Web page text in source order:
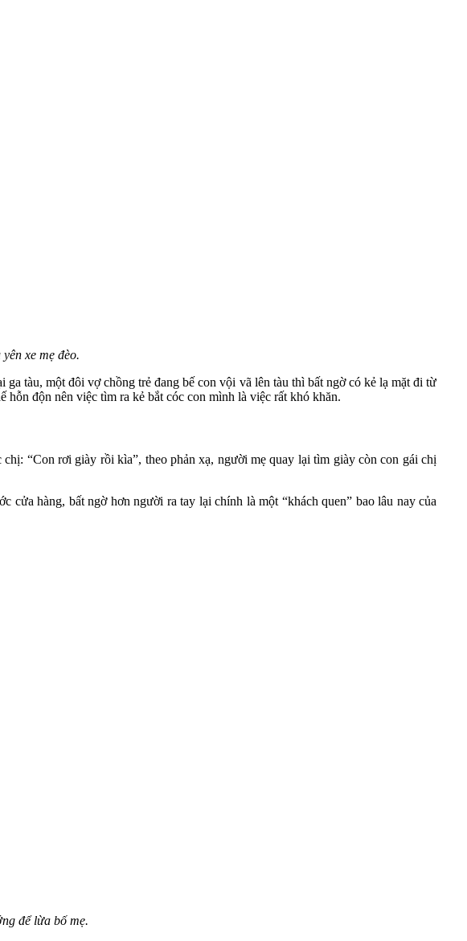
xe mẹ đèo.
tàu, một đôi vợ chồng trẻ đang bế con vội vã lên tàu thì bất ngờ có kẻ lạ mặt đi từ
độn nên việc tìm ra kẻ bắt cóc con mình là việc rất khó khăn.
“Con rơi giày rồi kìa”, theo phản xạ, người mẹ quay lại tìm giày còn con gái chị
hàng, bất ngờ hơn người ra tay lại chính là một “khách quen” bao lâu nay của
để lừa bố mẹ.